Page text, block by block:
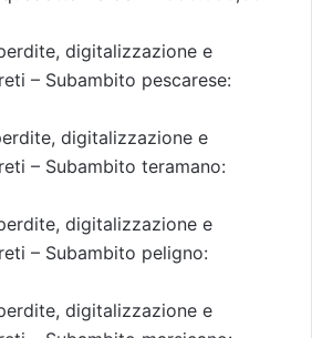
digitalizzazione e
– Subambito pescarese:
digitalizzazione e
– Subambito teramano:
digitalizzazione e
– Subambito peligno:
digitalizzazione e